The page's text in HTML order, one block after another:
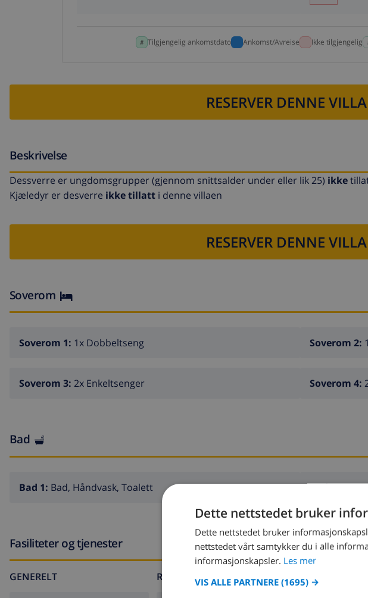
Tilgjengelig ankomstdato Ankomst/Avreise Ikke tilgjengelig
RESERVER DENNE
Beskrivelse
Dessverre er ungdomsgrupper (gjennom snittsalder under eller lik 25) ikke
Kjæledyr er desverre ikke tillatt i denne villaen
RESERVER DENNE
Soverom
Soverom 1: 1x Dobbeltseng Soverom 2:
Soverom 3: 2x Enkeltsenger Soverom 4:
Bad
Bad 1: Bad, Håndvask, Toalett Bad 2:Dusj,
Fasiliteter og tjenester
GENERELT RUNDT HUSET KJØKKEN
Dette nettstedet bruker
Dette nettstedet bruker
nettstedet vårt samtykker du i alle
informasjonskapsler. Les mer
VIS ALLE PARTNERE (1695) →